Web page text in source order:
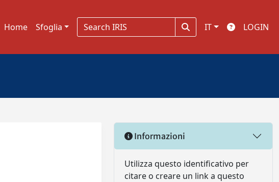
Home Sfoglia IT LOGIN
Informazioni
Utilizza questo identificativo per
citare o creare un link a questo